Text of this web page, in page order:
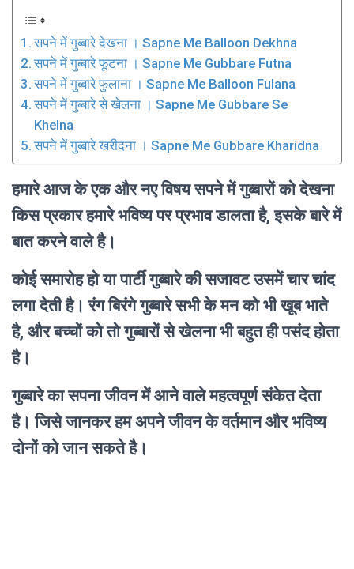
सपने में गुब्बारे देखना । Sapne Me Balloon Dekhna
सपने में गुब्बारे फूटना । Sapne Me Gubbare Futna
सपने में गुब्बारे फुलाना । Sapne Me Balloon Fulana
सपने में गुब्बारे से खेलना । Sapne Me Gubbare Se
Khelna
सपने में गुब्बारे खरीदना । Sapne Me Gubbare Kharidna
हमारे आज के एक और नए विषय सपने में गुब्बारों को देखना
किस प्रकार हमारे भविष्य पर प्रभाव डालता है, इसके बारे में
बात करने वाले है।
कोई समारोह हो या पार्टी गुब्बारे की सजावट उसमें चार चांद
लगा देती है। रंग बिरंगे गुब्बारे सभी के मन को भी खूब भाते
है, और बच्चों को तो गुब्बारों से खेलना भी बहुत ही पसंद होता
है।
गुब्बारे का सपना जीवन में आने वाले महत्वपूर्ण संकेत देता
है। जिसे जानकर हम अपने जीवन के वर्तमान और भविष्य
दोनों को जान सकते है।